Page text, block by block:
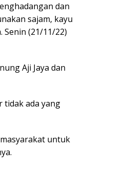
dan
sajam, kayu
(21/11/22)
Aji Jaya dan
tidak ada yang
untuk